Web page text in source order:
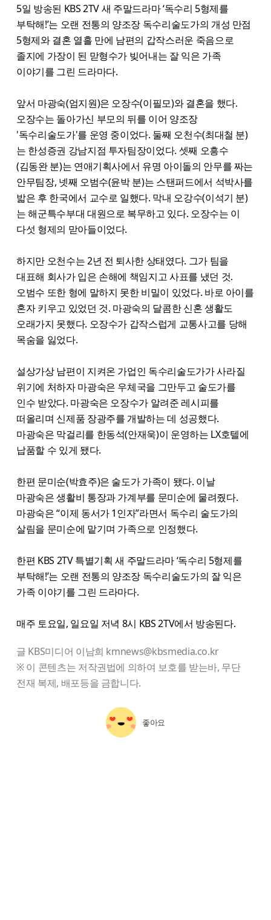
5일 방송된 KBS 2TV 새 주말드라마 ‘독수리 5형제를
부탁해!’는 오랜 전통의 양조장 독수리술도가의 개성 만점
5형제와 결혼 열흘 만에 남편의 갑작스러운 죽음으로
졸지에 가장이 된 맏형수가 빚어내는 잘 익은 가족
이야기를 그린 드라마다.
앞서 마광숙(엄지원)은 오장수(이필모)와 결혼을 했다.
오장수는 돌아가신 부모의 뒤를 이어 양조장
'독수리술도가'를 운영 중이었다. 둘째 오천수(최대철 분)
는 한성증권 강남지점 투자팀장이었다. 셋째 오흥수
(김동완 분)는 연애기획사에서 유명 아이돌의 안무를 짜는
안무팀장, 넷째 오범수(윤박 분)는 스탠퍼드에서 석박사를
밟은 후 한국에서 교수로 일했다. 막내 오강수(이석기 분)
는 해군특수부대 대원으로 복무하고 있다. 오장수는 이
다섯 형제의 맏아들이었다.
하지만 오천수는 2년 전 퇴사한 상태였다. 그가 팀을
대표해 회사가 입은 손해에 책임지고 사표를 냈던 것.
오범수 또한 형에 말하지 못한 비밀이 있었다. 바로 아이를
혼자 키우고 있었던 것. 마광숙의 달콤한 신혼 생활도
오래가지 못했다. 오장수가 갑작스럽게 교통사고를 당해
목숨을 잃었다.
설상가상 남편이 지켜온 가업인 독수리술도가가 사라질
위기에 처하자 마광숙은 우체국을 그만두고 술도가를
인수 받았다. 마광숙은 오장수가 알려준 레시피를
떠올리며 신제품 장광주를 개발하는 데 성공했다.
마광숙은 막걸리를 한동석(안재욱)이 운영하는 LX호텔에
납품할 수 있게 됐다.
한편 문미순(박효주)은 술도가 가족이 됐다. 이날
마광숙은 생활비 통장과 가계부를 문미순에 물려줬다.
마광숙은 “이제 동서가 1인자”라면서 독수리 술도가의
살림을 문미순에 맡기며 가족으로 인정했다.
한편 KBS 2TV 특별기획 새 주말드라마 ‘독수리 5형제를
부탁해!’는 오랜 전통의 양조장 독수리술도가의 잘 익은
가족 이야기를 그린 드라마다.
매주 토요일, 일요일 저녁 8시 KBS 2TV에서 방송된다.
글 KBS미디어 이남희 kmnews@kbsmedia.co.kr
※ 이 콘텐츠는 저작권법에 의하여 보호를 받는바, 무단
전재 복제, 배포등을 금합니다.
좋아요